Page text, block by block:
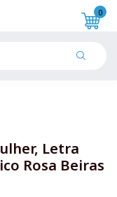
0
Letra
Rosa Beiras